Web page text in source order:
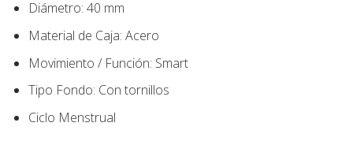
Diámetro: 40 mm
Material de Caja: Acero
Movimiento / Función: Smart
Tipo Fondo: Con tornillos
Ciclo Menstrual